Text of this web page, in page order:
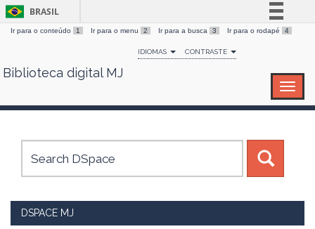
Skip
BRASIL
Simplifique!
Comunica BR
Canais
Ir para o conteúdo 1 Ir para o menu 2 Ir para a busca 3 Ir para o rodapé 4
IDIOMAS CONTRASTE
Biblioteca digital MJ
DSPACE MJ